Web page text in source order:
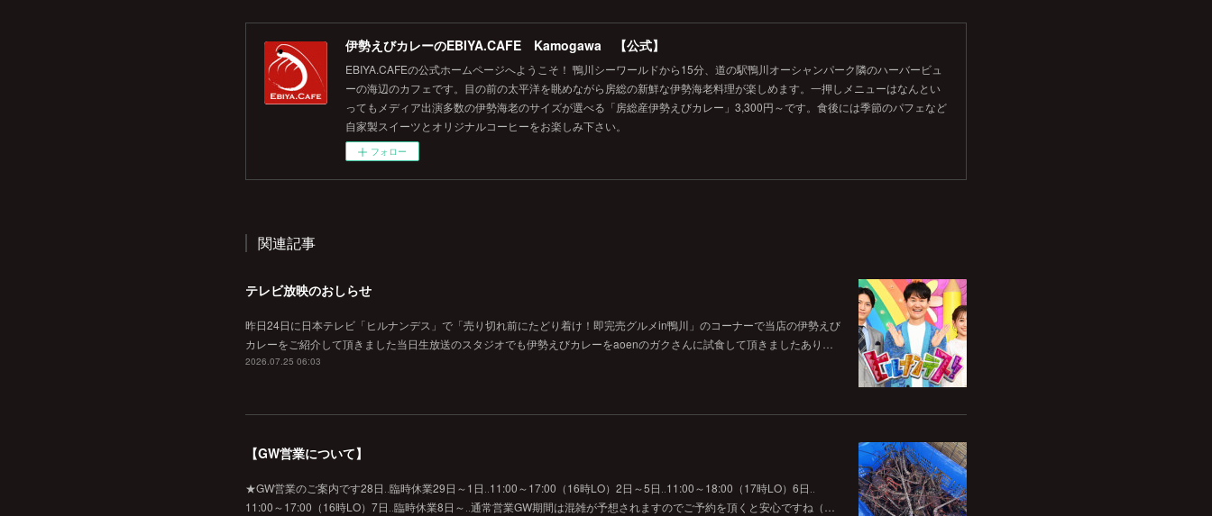
伊勢えびカレーのEBIYA.CAFE Kamogawa 【公式】
EBIYA.CAFEの公式ホームページへようこそ！ 鴨川シーワールドから15分、道の駅鴨川オーシャンパーク隣のハーバービュ
ーの海辺のカフェです。目の前の太平洋を眺めながら房総の新鮮な伊勢海老料理が楽しめます。一押しメニューはなんとい
ってもメディア出演多数の伊勢海老のサイズが選べる「房総産伊勢えびカレー」3,300円～です。食後には季節のパフェなど
自家製スイーツとオリジナルコーヒーをお楽しみ下さい。
フォロー
関連記事
テレビ放映のおしらせ
昨日24日に日本テレビ「ヒルナンデス」で「売り切れ前にたどり着け！即完売グルメin鴨川」のコーナーで当店の伊勢えび
カレーをご紹介して頂きました当日生放送のスタジオでも伊勢えびカレーをaoenのガクさんに試食して頂きましたあり…
2026.07.25 06:03
【GW営業について】
★GW営業のご案内です28日‥臨時休業29日～1日‥11:00～17:00（16時LO）2日～5日‥11:00～18:00（17時LO）6日‥
11:00～17:00（16時LO）7日‥臨時休業8日～‥通常営業GW期間は混雑が予想されますのでご予約を頂くと安心ですね（…